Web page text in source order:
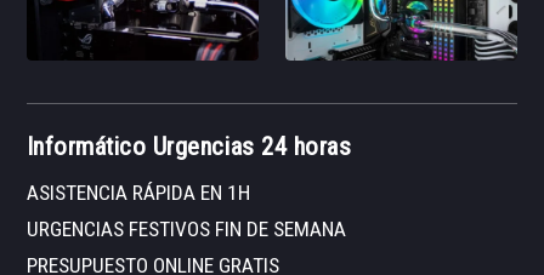
Informático Urgencias 24 horas
ASISTENCIA RÁPIDA EN 1H
URGENCIAS FESTIVOS FIN DE SEMANA
PRESUPUESTO ONLINE GRATIS